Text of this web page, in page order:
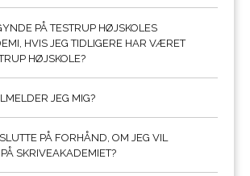
PÅ TESTRUP HØJSKOLES
HVIS JEG TIDLIGERE HAR VÆRET
HØJSKOLE?
JEG MIG?
PÅ FORHÅND, OM JEG VIL
SKRIVEAKADEMIET?